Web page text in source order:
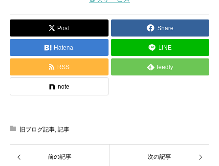
Post Share
Hatena LINE
RSS feedly
note
旧ブログ記事 記事
前の記事 次の記事